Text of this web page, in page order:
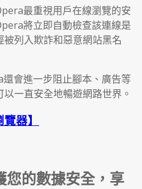
最重視用戶在線瀏覽的安
將立即自動檢查該連線是
列入欺詐和惡意網站黑名
會進一步阻止腳本、廣告等
一直安全地暢遊網路世界。
器】
您的數據安全，享